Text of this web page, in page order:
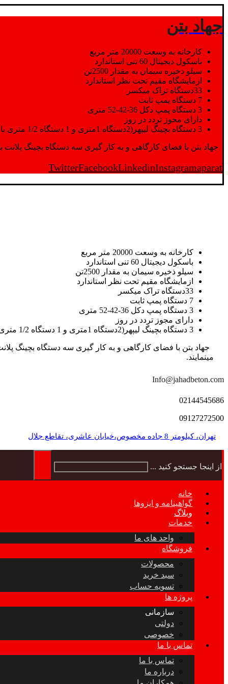
جهاد بتن
کارخانه به وسعت 20000 متر مربع
باسکول دیجیتال 60 تنی استاندارد
سیلو ذخیره سیمان به مقدار 2500تن
ازمایشگاه مقیم تحت نظر استاندارد
33دستگاه تراک میکسر
7 دستگاه پمپ ثابت
3 دستگاه پمپ دکل 36-42-52 متری
دارای مجوز تردد در روز
3 دستگاه بچینگ لیپهر(2دستگاه 1متری و 1 دستگاه 1/2 متری با توان تولید 150 متر مکعب در ساعت)
جهاد بتن با فضای کارگاهی و به کار گیری سه دستگاه بچینگ پلانت با ظرفیت 2500 تن در کنار پرسنل متخصص و پر تلاش واحدهای تولید و ازمایشگاه,بتن با کیفیت را برای واحد
TwitterFacebookLinkedinInstagramaparat
کارخانه به وسعت 20000 متر مربع
باسکول دیجیتال 60 تنی استاندارد
سیلو ذخیره سیمان به مقدار 2500تن
ازمایشگاه مقیم تحت نظر استاندارد
33دستگاه تراک میکسر
7 دستگاه پمپ ثابت
3 دستگاه پمپ دکل 36-42-52 متری
دارای مجوز تردد در روز
3 دستگاه بچینگ لیپهر(2دستگاه 1متری و 1 دستگاه 1/2 متری با توان تولید 150 متر مکعب در ساعت)
مینمایند.
Info@jahadbeton.com
02144545686
09127272500
تهران، کیلومتر 8 جاده مخصوص،خیابان عاشری، تقاطع جلال
از اینجا جستجو کنید ...
خانه
گواهینامه و ایزوها
وبلاگ
خدمات
واحد های ما
فروشگاه
محصولات
سبد خرید
تسویه حساب
پروژه ها
سازمانی
دولتی
خصوصی
تماس با ما
تماس با ما
درباره ما